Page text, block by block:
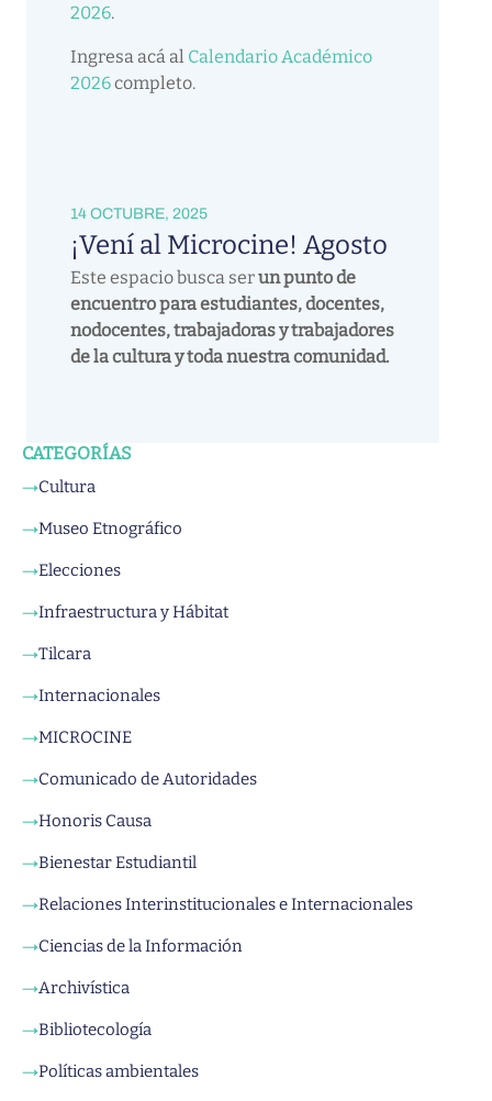
2026.
Ingresa acá al Calendario Académico
2026completo.
14 OCTUBRE, 2025
¡Vení al Microcine! Agosto
Este espacio busca serun punto de
encuentro para estudiantes, docentes,
nodocentes, trabajadoras y trabajadores
de la cultura y toda nuestra comunidad.
CATEGORÍAS
→Cultura
→Museo Etnográfico
→Elecciones
→Infraestructura y Hábitat
→Tilcara
→Internacionales
→MICROCINE
→Comunicado de Autoridades
→Honoris Causa
→Bienestar Estudiantil
→Relaciones Interinstitucionales e Internacionales
→Ciencias de la Información
→Archivística
→Bibliotecología
→Políticas ambientales